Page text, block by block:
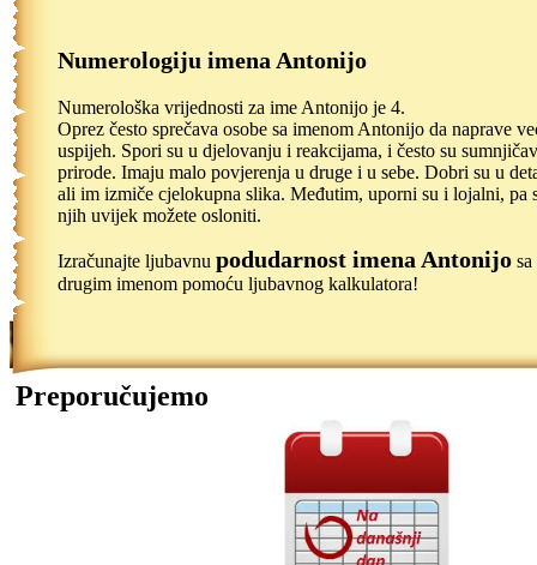
Numerologiju imena Antonijo
Numerološka vrijednosti za ime Antonijo je 4.
Oprez često sprečava osobe sa imenom Antonijo da naprave
uspijeh. Spori su u djelovanju i reakcijama, i često su
prirode. Imaju malo povjerenja u druge i u sebe. Dobri su u
ali im izmiče cjelokupna slika. Međutim, uporni su i lojalni, pa
njih uvijek možete osloniti.
Izračunajte ljubavnu podudarnost imena Antonijo
drugim imenom pomoću ljubavnog kalkulatora!
Preporučujemo